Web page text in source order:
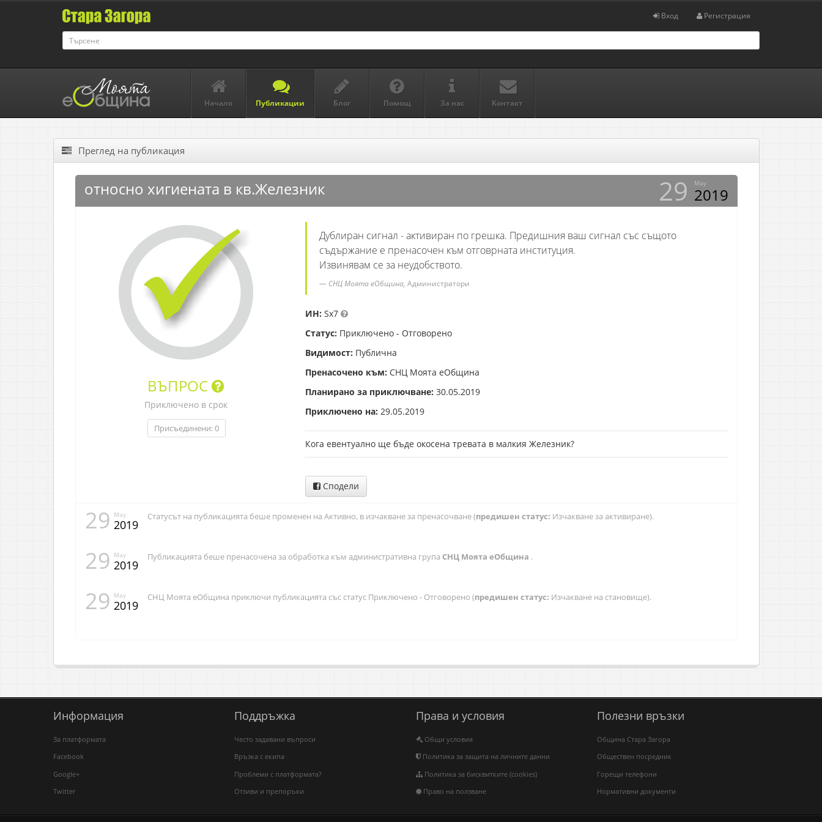
Вход Регистрация
Начало Публикации Блог Помощ За нас Контакт
Преглед на публикация
относно хигиената в кв.Железник May
2019
29
ВЪПРОС
Приключено в срок
Присъединени: 0
Дублиран сигнал - активиран по грешка. Предишния ваш сигнал със същото
съдържание е пренасочен към отговрната институция.
Извинявам се за неудобството.
СНЦ Моята еОбщина,Администратори
ИН: Sx7
Статус: Приключено - Отговорено
Видимост: Публична
Пренасочено към: СНЦ Моята еОбщина
Планирано за приключване: 30.05.2019
Приключено на: 29.05.2019
Кога евентуално ще бъде окосена тревата в малкия Железник?
Сподели
29 May
2019
Статусът на публикацията беше променен на Активно, в изчакване за пренасочване (предишен статус: Изчакване за активиране).
29 May
2019
Публикацията беше пренасочена за обработка към административна група СНЦ Моята еОбщина .
29 May
2019
СНЦ Моята еОбщина приключи публикацията със статус Приключено - Отговорено (предишен статус: Изчакване на становище).
Информация
За платформата
Facebook
Google+
Twitter
Поддръжка
Често задавани въпроси
Връзка с екипа
Проблеми с платформата?
Отзиви и препоръки
Права и условия
Общи условия
Политика за защита на личните данни
Политика за бисквитките (cookies)
Право на ползване
Полезни връзки
Община Стара Загора
Обществен посредник
Горещи телефони
Нормативни документи